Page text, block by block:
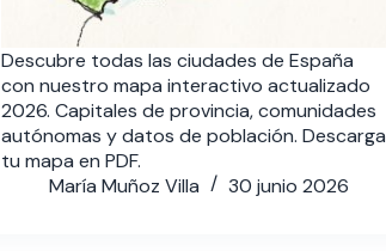
Descubre todas las ciudades de España
con nuestro mapa interactivo actualizado
2026. Capitales de provincia, comunidades
autónomas y datos de población. Descarga
tu mapa en PDF.
María Muñoz Villa
30 junio 2026